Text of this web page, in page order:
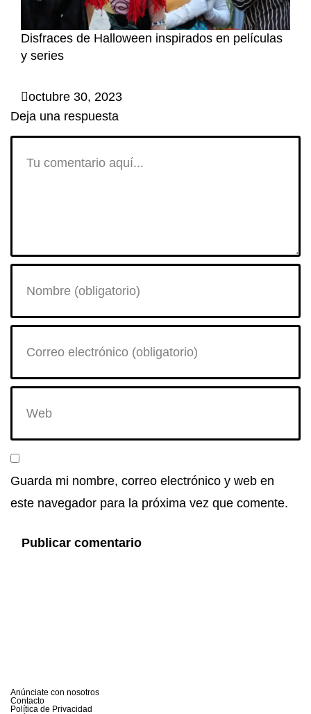
Disfraces de Halloween inspirados en películas
y series
octubre 30, 2023
Deja una respuesta
Guarda mi nombre, correo electrónico y web en
este navegador para la próxima vez que comente.
Anúnciate con nosotros
Contacto
Política de Privacidad